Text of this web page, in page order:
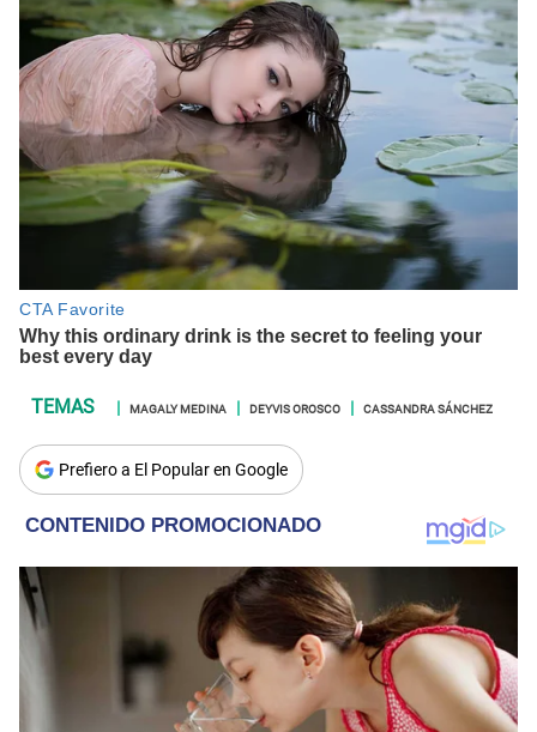
MAGALY MEDINA DEYVIS OROSCO CASSANDRA SÁNCHEZ
Prefiero a El Popular en Google